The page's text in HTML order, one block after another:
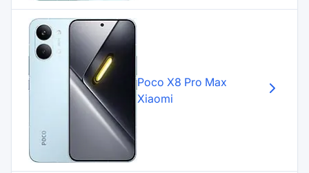
Poco X8 Pro Max
Xiaomi